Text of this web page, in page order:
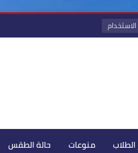
الطلاب منوعات حالة الطقس